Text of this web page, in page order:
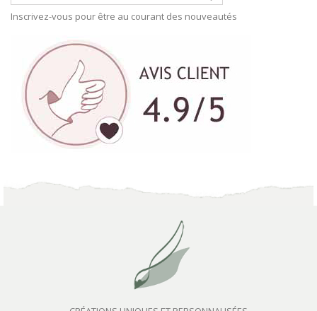
Inscrivez-vous pour être au courant des nouveautés